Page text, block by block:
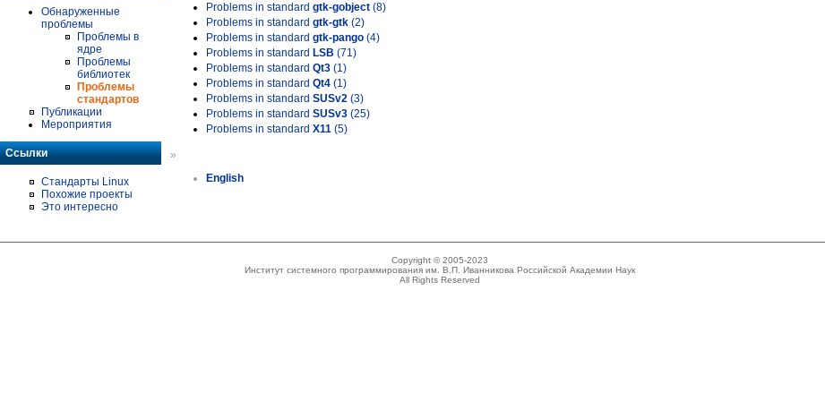
Обнаруженные
проблемы
Проблемы в
ядре
Проблемы
библиотек
Проблемы
стандартов
Публикации
Мероприятия
Ссылки
Стандарты Linux
Похожие проекты
Это интересно
Problems in standard gtk-gobject (8)
Problems in standard gtk-gtk (2)
Problems in standard gtk-pango (4)
Problems in standard LSB (71)
Problems in standard Qt3 (1)
Problems in standard Qt4 (1)
Problems in standard SUSv2 (3)
Problems in standard SUSv3 (25)
Problems in standard X11 (5)
»
English
Copyright © 2005-2023
Институт системного программирования им. В.П. Иванникова Российской Академии Наук
All Rights Reserved